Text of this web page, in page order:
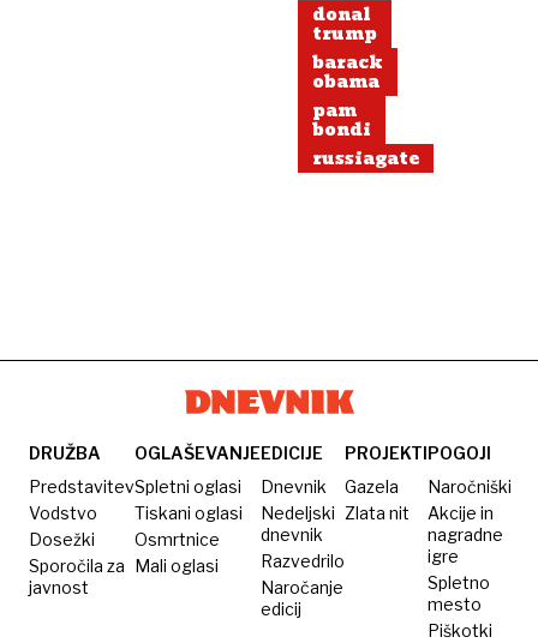
donal
trump
barack
obama
pam
bondi
russiagate
DRUŽBA
Predstavitev
Vodstvo
Dosežki
Sporočila za
javnost
OGLAŠEVANJE
Spletni oglasi
Tiskani oglasi
Osmrtnice
Mali oglasi
EDICIJE
Dnevnik
Nedeljski
dnevnik
Razvedrilo
Naročanje
edicij
PROJEKTI
Gazela
Zlata nit
POGOJI
Naročniški
Akcije in
nagradne
igre
Spletno
mesto
Piškotki